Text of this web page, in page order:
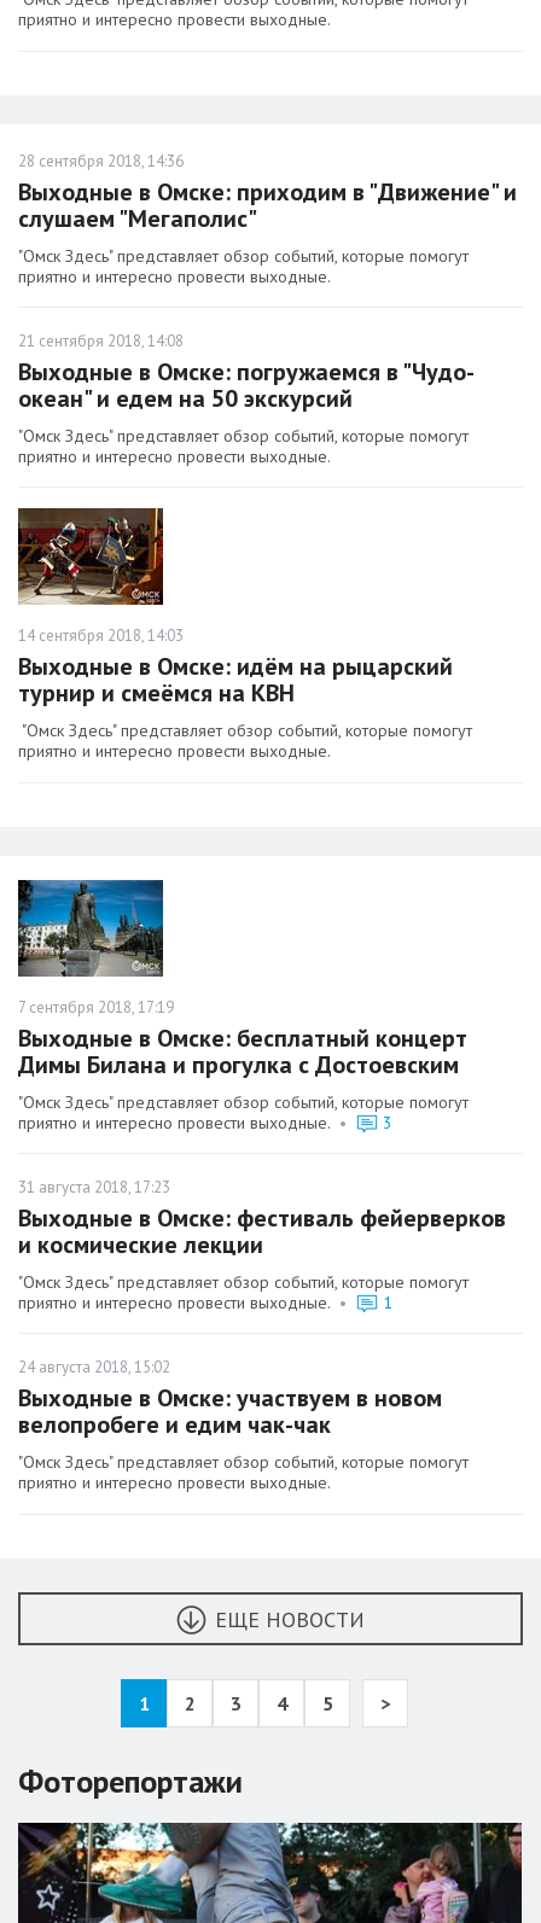
приятно и интересно провести выходные.
28 сентября 2018, 14:36
Выходные в Омске: приходим в "Движение" и
слушаем "Мегаполис"
"Омск Здесь" представляет обзор событий, которые помогут
приятно и интересно провести выходные.
21 сентября 2018, 14:08
Выходные в Омске: погружаемся в "Чудо-
океан" и едем на 50 экскурсий
"Омск Здесь" представляет обзор событий, которые помогут
приятно и интересно провести выходные.
14 сентября 2018, 14:03
Выходные в Омске: идём на рыцарский
турнир и смеёмся на КВН
"Омск Здесь" представляет обзор событий, которые помогут
приятно и интересно провести выходные.
7 сентября 2018, 17:19
Выходные в Омске: бесплатный концерт
Димы Билана и прогулка с Достоевским
"Омск Здесь" представляет обзор событий, которые помогут
приятно и интересно провести выходные. • 3
31 августа 2018, 17:23
Выходные в Омске: фестиваль фейерверков
и космические лекции
"Омск Здесь" представляет обзор событий, которые помогут
приятно и интересно провести выходные. • 1
24 августа 2018, 15:02
Выходные в Омске: участвуем в новом
велопробеге и едим чак-чак
"Омск Здесь" представляет обзор событий, которые помогут
приятно и интересно провести выходные.
ЕЩЕ НОВОСТИ
1 2 3 4 5 >
Фоторепортажи